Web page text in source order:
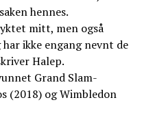
hennes.
mitt, men også
ikke engang nevnt de
Halep.
Grand Slam-
(2018) og Wimbledon